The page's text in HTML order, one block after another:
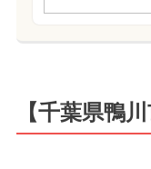
【千葉県鴨